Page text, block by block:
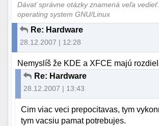
Dávať správne otázky znamená veľa
operating system GNU/Linux
Re: Hardware
28.12.2007 | 12:28
Nemyslíš že KDE a XFCE majú
Re: Hardware
28.12.2007 | 13:43
Cim viac veci prepocitavas, tym
tym vacsiu pamat potrebujes.